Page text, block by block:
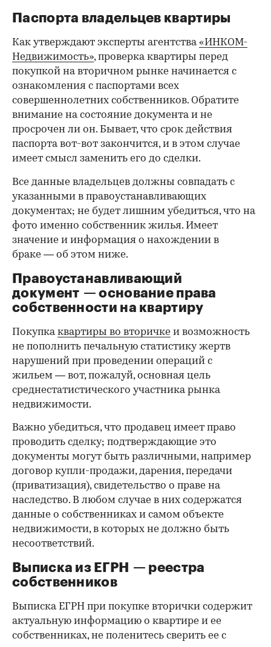
Паспорта владельцев квартиры
Как утверждают эксперты агентства«ИНКОМ-
Недвижимость», проверка квартиры перед
покупкой на вторичном рынке начинается с
ознакомления с паспортами всех
совершеннолетних собственников. Обратите
внимание на состояние документа и не
просрочен ли он. Бывает, что срок действия
паспорта вот-вот закончится, и в этом случае
имеет смысл заменить его до сделки.
00:00 / 00:00
Все данные владельцев должны совпадать с
указанными в правоустанавливающих
документах; не будет лишним убедиться, что на
фото именно собственник жилья. Имеет
значение и информация о нахождении в
браке — об этом ниже.
Правоустанавливающий
документ — основание права
собственности на квартиру
Покупкаквартиры во вторичке и возможность
не пополнить печальную статистику жертв
нарушений при проведении операций с
жильем — вот, пожалуй, основная цель
среднестатистического участника рынка
недвижимости.
Важно убедиться, что продавец имеет право
проводить сделку; подтверждающие это
документы могут быть различными, например
договор купли-продажи, дарения, передачи
(приватизация), свидетельство о праве на
наследство. В любом случае в них содержатся
данные о собственниках и самом объекте
недвижимости, в которых не должно быть
несоответствий.
Выписка из ЕГРН — реестра
собственников
Выписка ЕГРН при покупке вторички содержит
актуальную информацию о квартире и ее
собственниках, не поленитесь сверить ее с